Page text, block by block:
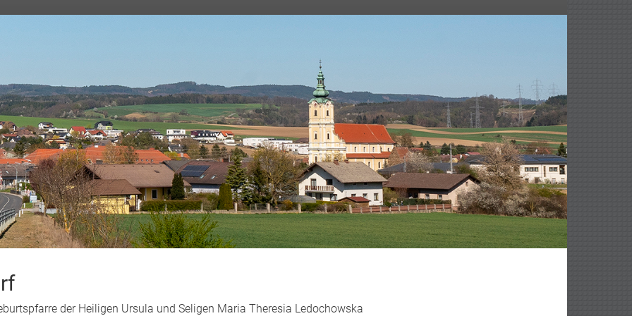
der Heiligen Ursula und Seligen Maria Theresia Ledochowska